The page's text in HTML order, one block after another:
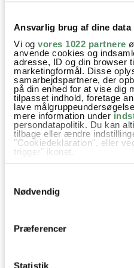
Ansvarlig brug af dine data
Vi og vores 1022 partnere
anvende cookies og
adresse, ID og din browser
marketingformål. Disse
samarbejdspartnere, der
på din enhed for at vise dig
tilpasset indhold, foretage
lave
mere information under
persondatapolitik. Du kan
tilbage eller ændre
"Cookiedeklaration", eller
trigger" ikonet.
Indsamle præcise
der kan være nøjagtig
Identificere din
Nødvendig
Præferencer
Statistik
hvis man tager lidt op og
super lækker. Er der nogen
Ismaskinen er en Wilfa med
besvar
Ann-Christine :
20. september 2020 kl.
Hej Bjarke
Det har jeg ikke
anderledes end